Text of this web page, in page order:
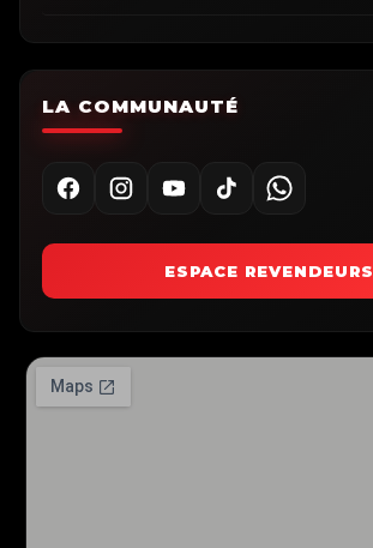
LA COMMUNAUTÉ
ESPACE REVENDEURS